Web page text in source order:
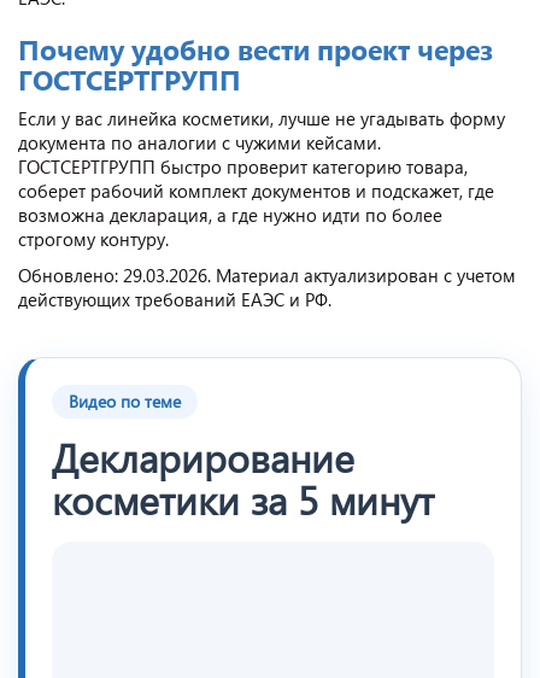
Почему удобно вести проект через
ГОСТСЕРТГРУПП
Если у вас линейка косметики, лучше не угадывать форму
документа по аналогии с чужими кейсами.
ГОСТСЕРТГРУПП быстро проверит категорию товара,
соберет рабочий комплект документов и подскажет, где
возможна декларация, а где нужно идти по более
строгому контуру.
Обновлено: 29.03.2026. Материал актуализирован с учетом
действующих требований ЕАЭС и РФ.
Видео по теме
Декларирование
косметики за 5 минут